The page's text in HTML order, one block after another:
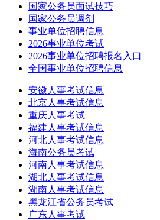
国家公务员面试技巧
国家公务员调剂
事业单位招聘信息
2026事业单位考试
2026事业单位招聘报名入口
全国事业单位招聘信息
安徽人事考试信息
北京人事考试信息
重庆人事考试
福建人事考试信息
河北人事考试信息
海南公务员考试
河南人事考试信息
湖北人事考试信息
湖南人事考试信息
黑龙江省公务员考试
广东人事考试